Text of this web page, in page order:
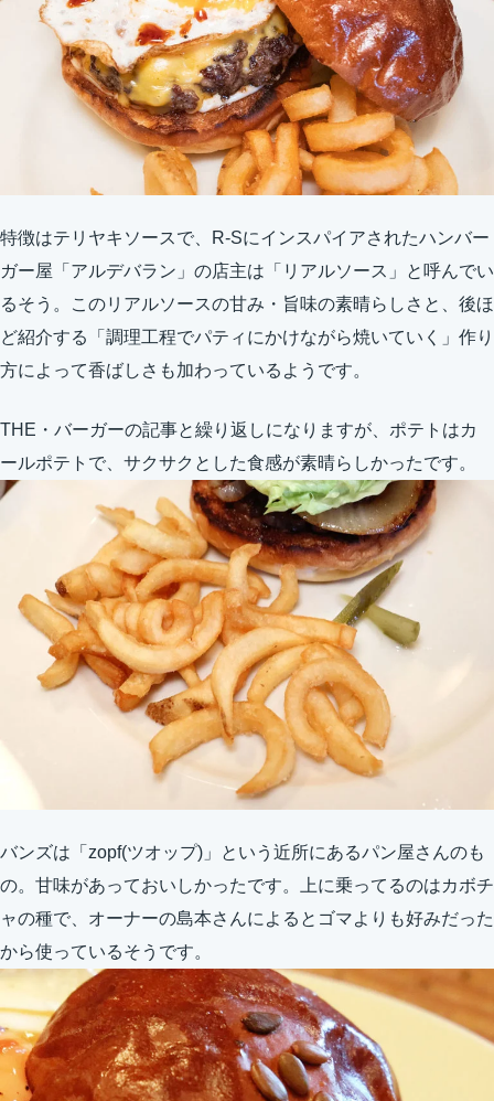
特徴はテリヤキソースで、R-Sにインスパイアされたハンバー
ガー屋「アルデバラン」の店主は「リアルソース」と呼んでい
るそう。このリアルソースの甘み・旨味の素晴らしさと、後ほ
ど紹介する「調理工程でパティにかけながら焼いていく」作り
方によって香ばしさも加わっているようです。
THE・バーガーの記事と繰り返しになりますが、ポテトはカ
ールポテトで、サクサクとした食感が素晴らしかったです。
バンズは「zopf(ツオップ)」という近所にあるパン屋さんのも
の。甘味があっておいしかったです。上に乗ってるのはカボチ
ャの種で、オーナーの島本さんによるとゴマよりも好みだった
から使っているそうです。